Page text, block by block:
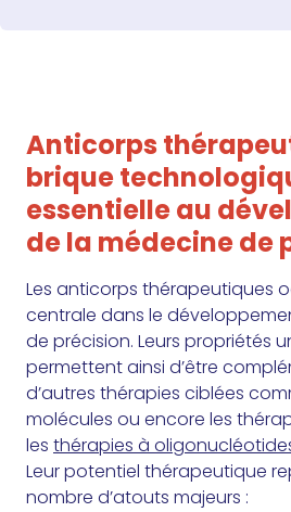
Anticorps
brique
essentielle au
de la médecine de
Les anticorps thérapeutiques
centrale dans le
de précision. Leurs propriétés
permettent ainsi d’être
d’autres thérapies ciblées
molécules ou encore les
les thérapies à
Leur potentiel thérapeutique
nombre d’atouts majeurs :